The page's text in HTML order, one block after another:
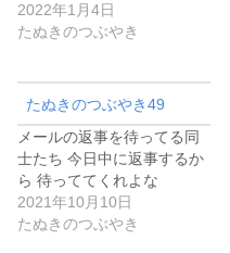
2022年1月4日
たぬきのつぶやき
たぬきのつぶやき49
メールの返事を待ってる同
士たち 今日中に返事するか
ら 待っててくれよな
2021年10月10日
たぬきのつぶやき